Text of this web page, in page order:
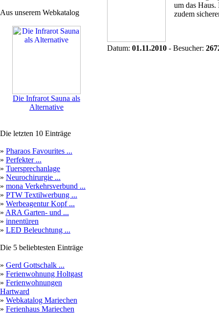
Aus unserem Webkatalog
Die Infrarot Sauna als
Alternative
Die letzten 10 Einträge
» Pharaos Favourites ...
» Perfekter ...
» Tuersprechanlage
» Neurochirurgie ...
» mona Verkehrsverbund ...
» PTW Textilwerbung ...
» Werbeagentur Kopf ...
» ARA Garten- und ...
» innentüren
» LED Beleuchtung ...
Die 5 beliebtesten Einträge
» Gerd Gottschalk ...
» Ferienwohnung Holtgast
» Ferienwohnungen
Hartward
» Webkatalog Mariechen
» Ferienhaus Mariechen
um das Haus.
zudem
Datum: 01.11.2010 - Besucher: